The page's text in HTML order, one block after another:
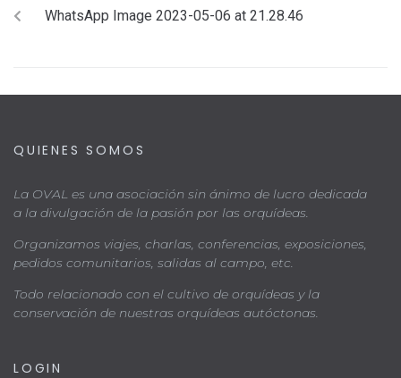
WhatsApp Image 2023-05-06 at 21.28.46
QUIENES SOMOS
La OVAL es una asociación sin ánimo de lucro dedicada
a la divulgación de la pasión por las orquídeas.
Organizamos viajes, charlas, conferencias, exposiciones,
pedidos comunitarios, salidas al campo, etc.
Todo relacionado con el cultivo de orquídeas y la
conservación de nuestras orquídeas autóctonas.
LOGIN